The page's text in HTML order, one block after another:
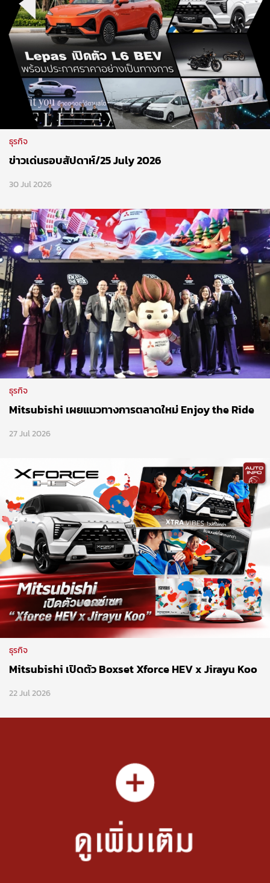
ธุรกิจ
ข่าวเด่นรอบสัปดาห์/25 July 2026
30 Jul 2026
ธุรกิจ
Mitsubishi เผยแนวทางการตลาดใหม่ Enjoy the Ride
27 Jul 2026
ธุรกิจ
Mitsubishi เปิดตัว Boxset Xforce HEV x Jirayu Koo
22 Jul 2026